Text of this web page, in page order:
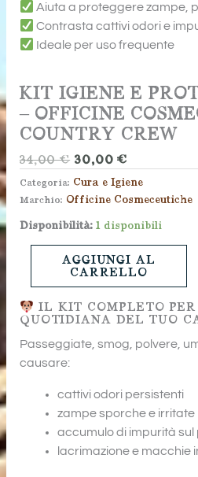
Aiuta a proteggere zampe,
Contrasta cattivi odori e
Ideale per uso frequente
KIT IGIENE E
– OFFICINE
COUNTRY CREW
34,00€ IL
PREZZO
ORIGINALE
ERA:
30,00€
PREZZO
ATTUALE
È:
30,00 €.
Categoria: Cura e Igiene
Marchio: Officine Cosmeceutiche
Disponibilità: 1 disponibili
Kit
Protezione
Cane
–
Officine
Cosmeceutiche
AGGIUNGI AL
CARRELLO
IL KIT COMPLETO PER
QUOTIDIANA DEL TUO
Passeggiate, smog, polvere,
causare:
cattivi odori persistenti
zampe sporche e irritate
accumulo di impurità sul
lacrimazione e macchie